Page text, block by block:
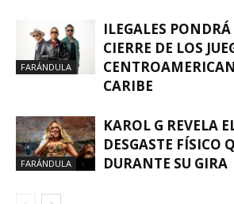
FARÁNDULA
ILEGALES
CIERRE DE LOS
CARIBE
FARÁNDULA
KAROL G REVELA
DESGASTE FÍSICO
DURANTE SU GIRA